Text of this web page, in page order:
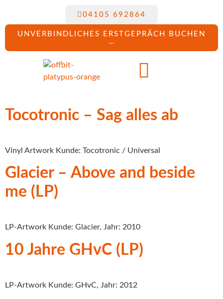
UNVERBINDLICHES ERSTGEPRÄCH BUCHEN
…
04105 692864
Tocotronic – Sag alles ab
Vinyl Artwork Kunde: Tocotronic / Universal
Glacier – Above and beside
me (LP)
LP-Artwork Kunde: Glacier, Jahr: 2010
10 Jahre GHvC (LP)
LP-Artwork Kunde: GHvC, Jahr: 2012